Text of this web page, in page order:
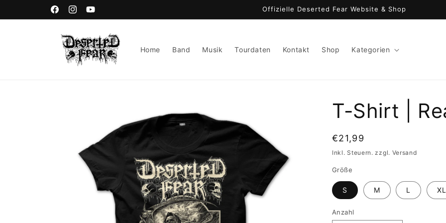
Inhalt
FacebookInstagramYouTube
Offizielle Deserted Fear Website & Shop
Home Band Musik Tourdaten Kontakt Shop Kategorien
T-Shirt |
Normaler
Preis
€21,99
Inkl. Steuern. zzgl. Versand
Größe
S M L XL
Anzahl